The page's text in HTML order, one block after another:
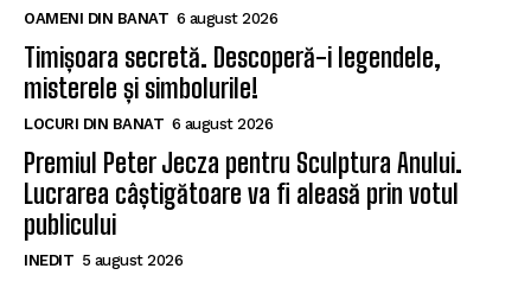
OAMENI DIN BANAT 6 august 2026
Timișoara secretă. Descoperă-i legendele,
misterele și simbolurile!
LOCURI DIN BANAT 6 august 2026
Premiul Peter Jecza pentru Sculptura Anului.
Lucrarea câștigătoare va fi aleasă prin votul
publicului
INEDIT 5 august 2026